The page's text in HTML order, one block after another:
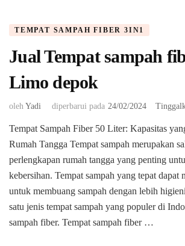
TEMPAT SAMPAH FIBER 3IN1
Jual Tempat sampah
Limo depok
oleh Yadi diperbarui pada 24/02/2024
Tempat Sampah Fiber 50 Liter: Kapasitas
Rumah Tangga Tempat sampah merupakan
perlengkapan rumah tangga yang penting
kebersihan. Tempat sampah yang tepat dapat
untuk membuang sampah dengan lebih
satu jenis tempat sampah yang populer di
sampah fiber. Tempat sampah fiber …